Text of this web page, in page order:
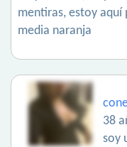
mentiras, estoy
media naranja
38
soy